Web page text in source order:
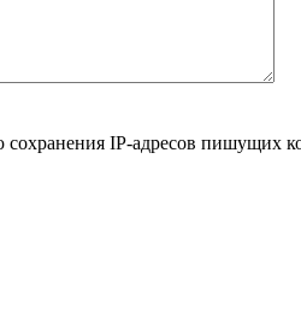
IP-адресов пишущих